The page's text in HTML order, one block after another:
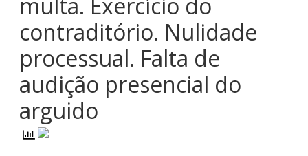
contraditório. Nulidade
processual. Falta de
audição presencial do
arguido